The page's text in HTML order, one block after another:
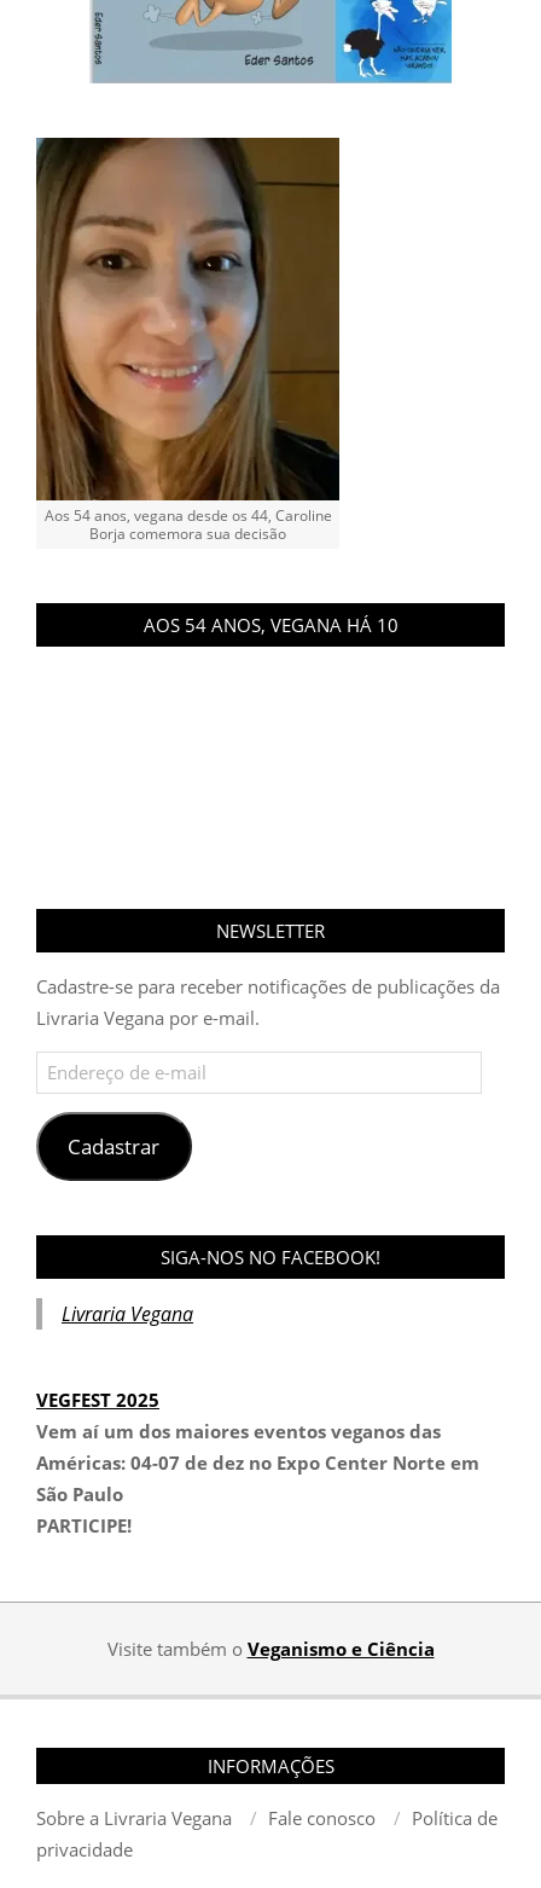
Aos 54 anos, vegana desde os 44, Caroline
Borja comemora sua decisão
AOS 54 ANOS, VEGANA HÁ 10
NEWSLETTER
Cadastre-se para receber notificações de publicações da
Livraria Vegana por e-mail.
Endereço
de
e-
mailCadastrar
SIGA-NOS NO FACEBOOK!
Livraria Vegana
VEGFEST 2025
Vem aí um dos maiores eventos veganos das
Américas: 04-07 de dez no Expo Center Norte em
São Paulo
PARTICIPE!
Visite também o Veganismo e Ciência
INFORMAÇÕES
Sobre a Livraria Vegana Fale conosco
Política de
privacidade